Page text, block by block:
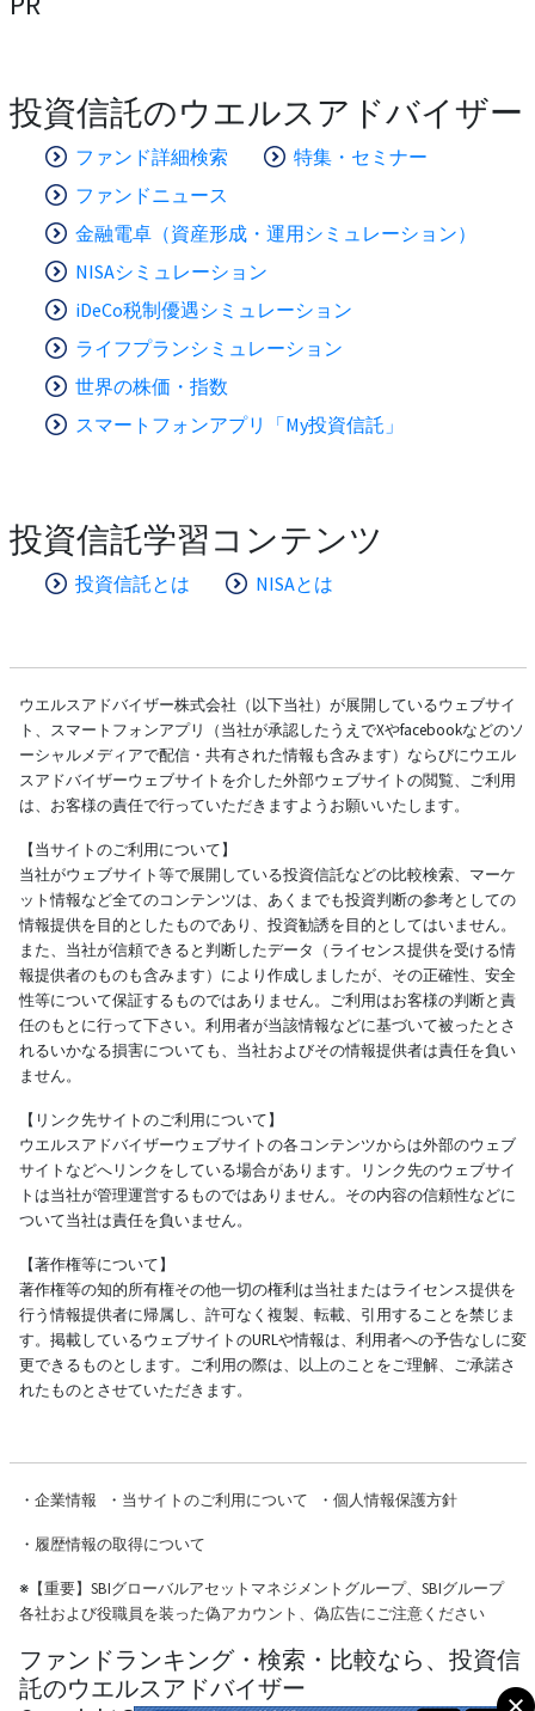
投資信託のウエルスアドバイザー
ファンド詳細検索
特集・セミナー
ファンドニュース
金融電卓（資産形成・運用シミュレーション）
NISAシミュレーション
iDeCo税制優遇シミュレーション
ライフプランシミュレーション
世界の株価・指数
スマートフォンアプリ「My投資信託」
投資信託学習コンテンツ
投資信託とは NISAとは
ウエルスアドバイザー株式会社（以下当社）が展開しているウェブサイ
ト、スマートフォンアプリ（当社が承認したうえでXやfacebookなどのソ
ーシャルメディアで配信・共有された情報も含みます）ならびにウエル
スアドバイザーウェブサイトを介した外部ウェブサイトの閲覧、ご利用
は、お客様の責任で行っていただきますようお願いいたします。
【当サイトのご利用について】
当社がウェブサイト等で展開している投資信託などの比較検索、マーケ
ット情報など全てのコンテンツは、あくまでも投資判断の参考としての
情報提供を目的としたものであり、投資勧誘を目的としてはいません。
また、当社が信頼できると判断したデータ（ライセンス提供を受ける情
報提供者のものも含みます）により作成しましたが、その正確性、安全
性等について保証するものではありません。ご利用はお客様の判断と責
任のもとに行って下さい。利用者が当該情報などに基づいて被ったとさ
れるいかなる損害についても、当社およびその情報提供者は責任を負い
ません。
【リンク先サイトのご利用について】
ウエルスアドバイザーウェブサイトの各コンテンツからは外部のウェブ
サイトなどへリンクをしている場合があります。リンク先のウェブサイ
トは当社が管理運営するものではありません。その内容の信頼性などに
ついて当社は責任を負いません。
【著作権等について】
著作権等の知的所有権その他一切の権利は当社またはライセンス提供を
行う情報提供者に帰属し、許可なく複製、転載、引用することを禁じま
す。掲載しているウェブサイトのURLや情報は、利用者への予告なしに変
更できるものとします。ご利用の際は、以上のことをご理解、ご承諾さ
れたものとさせていただきます。
・ 企業情報 ・ 当サイトのご利用について ・ 個人情報保護方針
・ 履歴情報の取得について
※【重要】SBIグローバルアセットマネジメントグループ、SBIグループ
各社および役職員を装った偽アカウント、偽広告にご注意ください
ファンドランキング・検索・比較なら、投資信
託のウエルスアドバイザー